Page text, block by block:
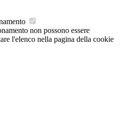
non possono essere
l'elenco nella pagina della cookie